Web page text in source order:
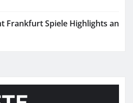
Frankfurt Spiele Highlights an